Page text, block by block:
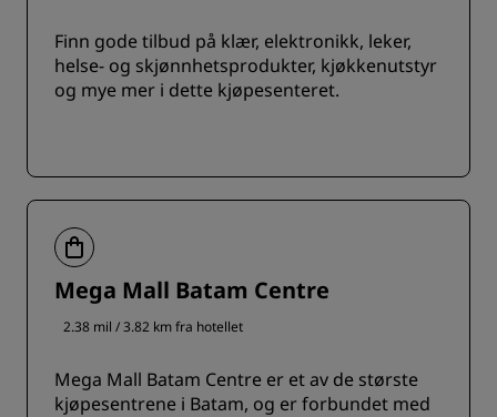
Finn gode tilbud på klær, elektronikk, leker,
helse- og skjønnhetsprodukter, kjøkkenutstyr
og mye mer i dette kjøpesenteret.
Mega Mall Batam Centre
2.38 mil / 3.82 km fra hotellet
Mega Mall Batam Centre er et av de største
kjøpesentrene i Batam, og er forbundet med